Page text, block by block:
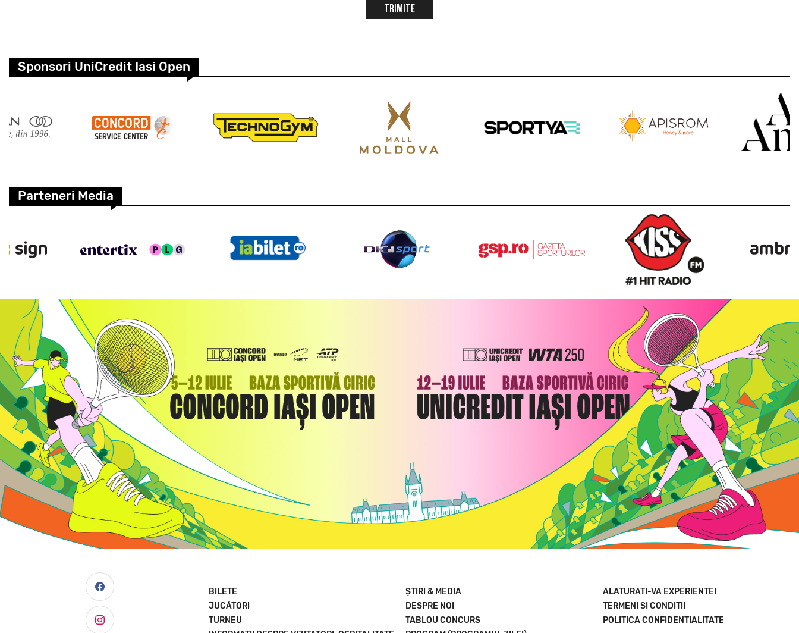
TRIMITE
Sponsori UniCredit Iasi Open
Parteneri Media
BILETE
JUCĂTORI
TURNEU
ȘTIRI & MEDIA
DESPRE NOI
TABLOU CONCURS
ALATURATI-VA EXPERIENTEI
TERMENI SI CONDITII
POLITICA CONFIDENTIALITATE